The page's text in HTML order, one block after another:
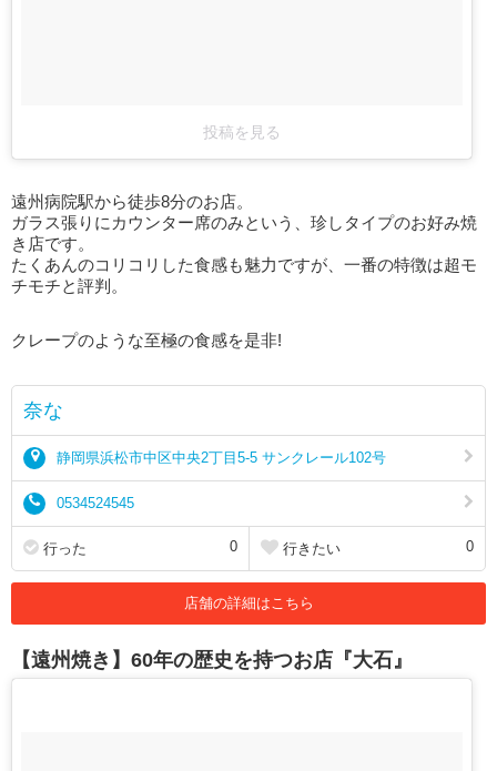
投稿を見る
遠州病院駅から徒歩8分のお店。
ガラス張りにカウンター席のみという、珍しタイプのお好み焼
き店です。
たくあんのコリコリした食感も魅力ですが、一番の特徴は超モ
チモチと評判。
クレープのような至極の食感を是非!
奈な
静岡県浜松市中区中央2丁目5-5 サンクレール102号
0534524545
行った 0 行きたい 0
店舗の詳細はこちら
【遠州焼き】60年の歴史を持つお店『大石』